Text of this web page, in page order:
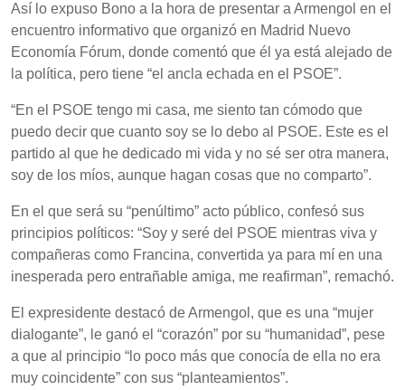
Así lo expuso Bono a la hora de presentar a Armengol en el
encuentro informativo que organizó en Madrid Nuevo
Economía Fórum, donde comentó que él ya está alejado de
la política, pero tiene “el ancla echada en el PSOE”.
“En el PSOE tengo mi casa, me siento tan cómodo que
puedo decir que cuanto soy se lo debo al PSOE. Este es el
partido al que he dedicado mi vida y no sé ser otra manera,
soy de los míos, aunque hagan cosas que no comparto”.
En el que será su “penúltimo” acto público, confesó sus
principios políticos: “Soy y seré del PSOE mientras viva y
compañeras como Francina, convertida ya para mí en una
inesperada pero entrañable amiga, me reafirman”, remachó.
El expresidente destacó de Armengol, que es una “mujer
dialogante”, le ganó el “corazón” por su “humanidad”, pese
a que al principio “lo poco más que conocía de ella no era
muy coincidente” con sus “planteamientos”.